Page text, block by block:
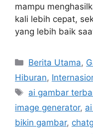
mampu
kali lebih cepat,
yang lebih baik
C
a
e
g
o
Berita Utama,
Hiburan,
T
a
g
s
ai gambar
image generator,
bikin gambar,